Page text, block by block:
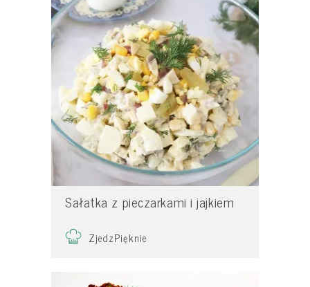
Sałatka z pieczarkami i jajkiem
ZjedzPięknie